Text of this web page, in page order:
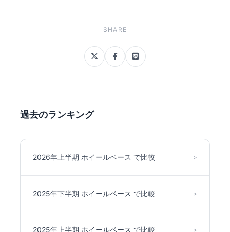
SHARE
過去のランキング
2026年上半期 ホイールベース で比較 >
2025年下半期 ホイールベース で比較 >
2025年上半期 ホイールベース で比較 >